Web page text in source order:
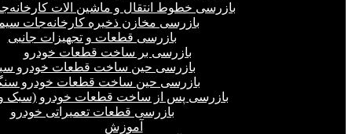
بازرسی خطوط انتقال و ماشین الات
بازرسی مخازن ذخیره کارخانه‌جات
بازرسی قطعات و تجهیزات جانبی
بازرسی بر ساخت قطعات خودرو
بازرسی حین ساخت قطعات خودرو
بازرسی حین ساخت قطعات خودرو
بازرسی پس از ساخت قطعات خودرو (سبک
بازرسی قطعات تعمیراتی خودرو
آموزش